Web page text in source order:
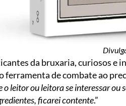
da bruxaria, curiosos
ferramenta de combate ao
o leitor ou leitora se interessar ou
ficarei contente.”